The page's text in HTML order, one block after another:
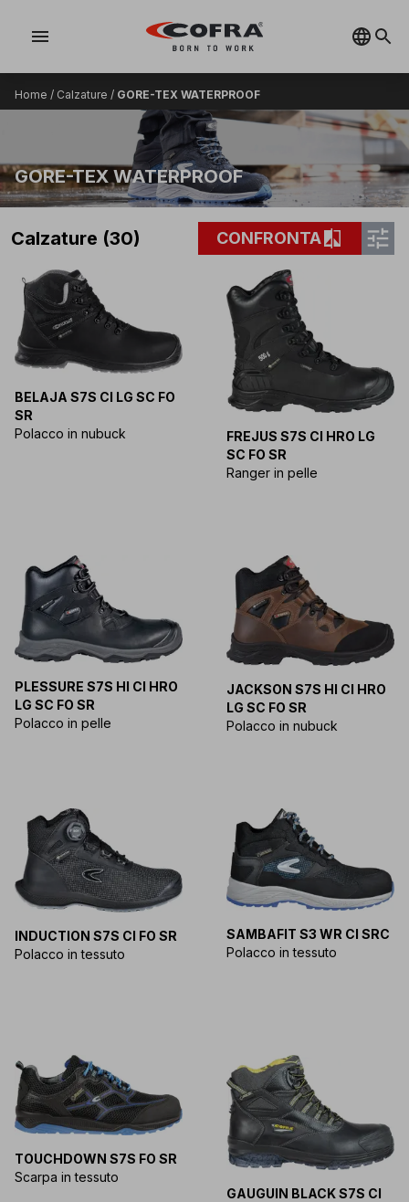
menu
Home / Calzature / GORE-TEX WATERPROOF
GORE-TEX WATERPROOF
Calzature (30) CONFRONTAcompare tune
BELAJA S7S CI LG SC FO
SR
Polacco in nubuck
FREJUS S7S CI HRO LG
SC FO SR
Ranger in pelle
PLESSURE S7S HI CI HRO
LG SC FO SR
Polacco in pelle
JACKSON S7S HI CI HRO
LG SC FO SR
Polacco in nubuck
INDUCTION S7S CI FO SR
Polacco in tessuto
SAMBAFIT S3 WR CI SRC
Polacco in tessuto
TOUCHDOWN S7S FO SR
Scarpa in tessuto
GAUGUIN BLACK S7S CI